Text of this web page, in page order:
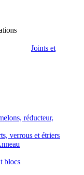
Joints et
réducteur,
verrous et étriers
blocs